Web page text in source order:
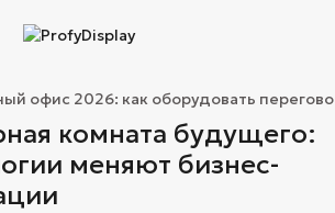
офис 2026: как оборудовать
комната будущего:
меняют бизнес-